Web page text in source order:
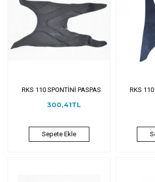
RKS 110 SPONTİNİ PASPAS
300,41TL
Sepete Ekle
RKS